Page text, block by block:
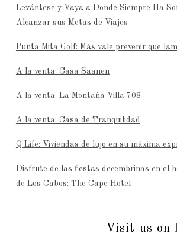
Levántese y Vaya a Donde Siempre Ha
Alcanzar sus Metas de Viajes
Punta Mita Golf: Más vale prevenir que
A la venta: Casa Saanen
A la venta: La Montaña Villa 708
A la venta: Casa de Tranquilidad
Q Life: Viviendas de lujo en su máxima
Disfrute de las fiestas decembrinas en el
de Los Cabos: The Cape Hotel
Visit us on